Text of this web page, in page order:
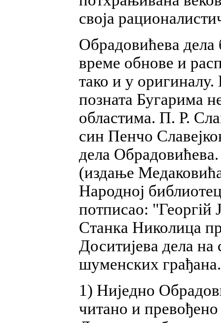
своја
Обрадовићева дела
време обнове и
тако и у
позната Бугарима
областима. П. Р.
син Пенчо
дела
(издање
Народној
потписао: "Георгій
Станка Николица
Доситијева дела
шуменских грађана.
1) Ниједно
читано и